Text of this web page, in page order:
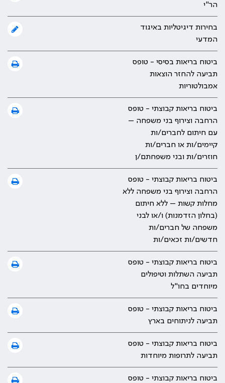
הר"י
בחירות דיגיטליות באיגוד
המדעי
ביטוח בריאות בסיסי - טופס
תביעה להחזר הוצאות
אמבולטוריות
ביטוח בריאות קבוצתי - טופס
הרחבה וצירוף בני משפחה –
עם חיתום לחברים/ות
קיימים/ות או חברים/ות
חוזרים/ות ובני משפחתם/ן
ביטוח בריאות קבוצתי - טופס
הרחבה וצירוף בני משפחה ללא
מחלות קשות – ללא חיתום
(בחלון הזדמנות) ו/או לבני
משפחה של חברים/ות
חדשים/ות זכאים/ות
ביטוח בריאות קבוצתי - טופס
תביעה השתלות וטיפולים
מיוחדים בחו"ל
ביטוח בריאות קבוצתי - טופס
תביעה לניתוחים בארץ
ביטוח בריאות קבוצתי - טופס
תביעה לתרופות מיוחדות
ביטוח בריאות קבוצתי - טופס